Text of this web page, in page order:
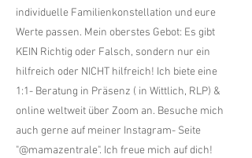
individuelle Familienkonstellation und eure
Werte passen. Mein oberstes Gebot: Es gibt
KEIN Richtig oder Falsch, sondern nur ein
hilfreich oder NICHT hilfreich! Ich biete eine
1:1- Beratung in Präsenz ( in Wittlich, RLP) &
online weltweit über Zoom an. Besuche mich
auch gerne auf meiner Instagram- Seite
"@mamazentrale". Ich freue mich auf dich!